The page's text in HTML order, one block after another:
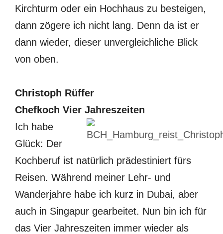
Kirchturm oder ein Hochhaus zu besteigen,
dann zögere ich nicht lang. Denn da ist er
dann wieder, dieser unvergleichliche Blick
von oben.
Christoph Rüffer
Chefkoch Vier Jahreszeiten
Ich habe
Glück: Der
Kochberuf ist natürlich prädestiniert fürs
Reisen. Während meiner Lehr- und
Wanderjahre habe ich kurz in Dubai, aber
auch in Singapur gearbeitet. Nun bin ich für
das Vier Jahreszeiten immer wieder als